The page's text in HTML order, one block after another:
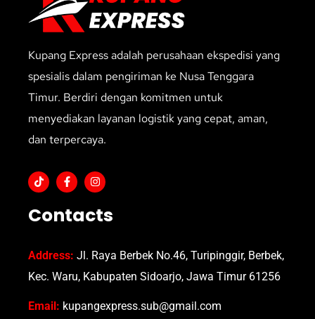
Kupang Express adalah perusahaan ekspedisi yang
spesialis dalam pengiriman ke Nusa Tenggara
Timur. Berdiri dengan komitmen untuk
menyediakan layanan logistik yang cepat, aman,
dan terpercaya.
Contacts
Address: Jl. Raya Berbek No.46, Turipinggir, Berbek,
Kec. Waru, Kabupaten Sidoarjo, Jawa Timur 61256
Email: kupangexpress.sub@gmail.com